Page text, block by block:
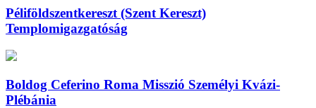
Péliföldszentkereszt (Szent Kereszt)
Templomigazgatóság
Boldog Ceferino Roma Misszió Személyi Kvázi-
Plébánia